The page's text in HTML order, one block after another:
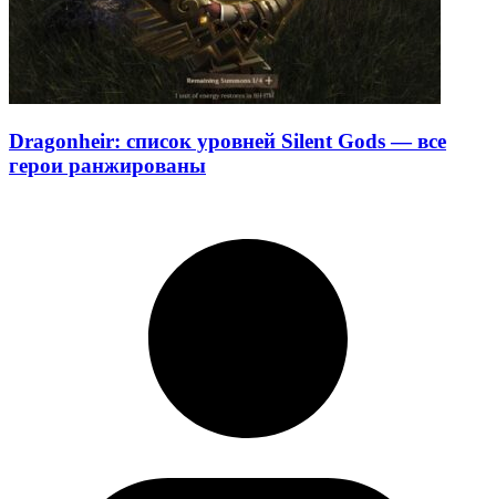
Dragonheir: список уровней Silent Gods — все
герои ранжированы